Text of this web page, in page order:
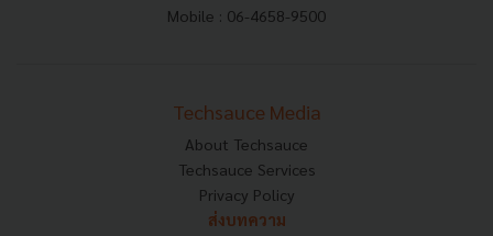
Mobile : 06-4658-9500
Techsauce Media
About Techsauce
Techsauce Services
Privacy Policy
ส่งบทความ